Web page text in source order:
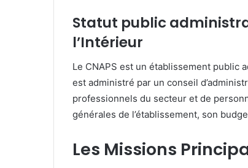
Statut public
l’Intérieur
Le CNAPS est un établissement public
est administré par un conseil
professionnels du secteur et de
générales de l’établissement, son
Les Missions